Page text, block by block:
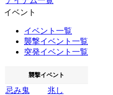
イベント
イベント一覧
襲撃イベント一覧
突発イベント一覧
襲撃イベント
忌み鬼
兆し